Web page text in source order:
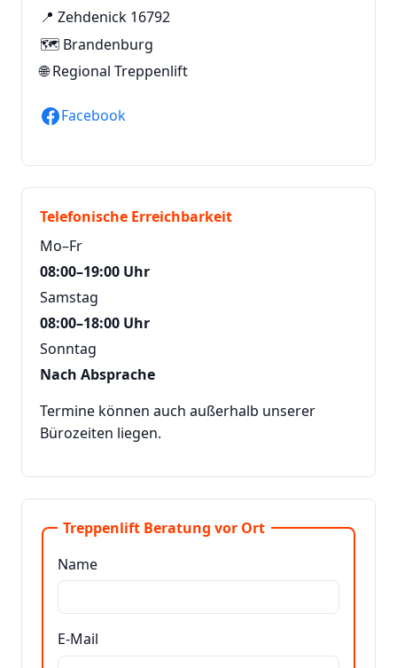
📍 Zehdenick 16792
🗺️ Brandenburg
🌐Regional Treppenlift
Facebook
Telefonische Erreichbarkeit
Mo–Fr
08:00–19:00 Uhr
Samstag
08:00–18:00 Uhr
Sonntag
Nach Absprache
Termine können auch außerhalb unserer
Bürozeiten liegen.
Treppenlift Beratung vor Ort
Name
E-Mail